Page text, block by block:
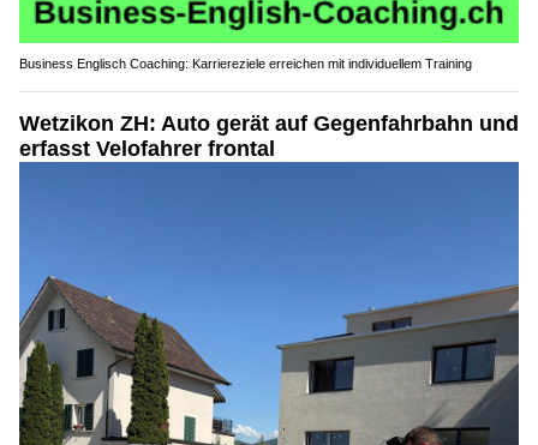
Business Englisch Coaching: Karriereziele erreichen mit individuellem Training
Wetzikon ZH: Auto gerät auf Gegenfahrbahn und
erfasst Velofahrer frontal